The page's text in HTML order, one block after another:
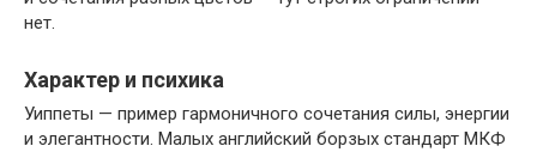
нет.
Характер и психика
Уиппеты — пример гармоничного сочетания силы, энергии
и элегантности. Малых английский борзых стандарт МКФ